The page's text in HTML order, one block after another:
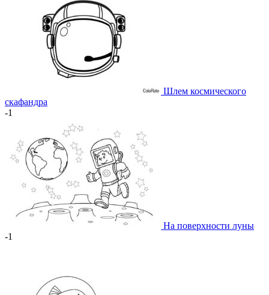
Шлем космического
скафандра
-1
На поверхности луны
-1